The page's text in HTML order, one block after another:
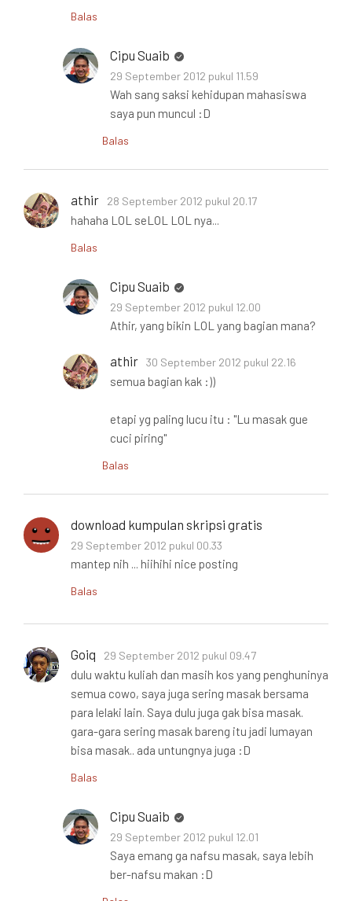
Balas
Cipu Suaib
29 September 2012 pukul 11.59
Wah sang saksi kehidupan mahasiswa
saya pun muncul :D
Balas
athir 28 September 2012 pukul 20.17
hahaha LOL seLOL LOL nya...
Balas
Cipu Suaib
29 September 2012 pukul 12.00
Athir, yang bikin LOL yang bagian mana?
athir 30 September 2012 pukul 22.16
semua bagian kak :))
etapi yg paling lucu itu : "Lu masak gue
cuci piring"
Balas
download kumpulan skripsi gratis
29 September 2012 pukul 00.33
mantep nih ... hiihihi nice posting
Balas
Goiq 29 September 2012 pukul 09.47
dulu waktu kuliah dan masih kos yang penghuninya
semua cowo, saya juga sering masak bersama
para lelaki lain. Saya dulu juga gak bisa masak.
gara-gara sering masak bareng itu jadi lumayan
bisa masak.. ada untungnya juga :D
Balas
Cipu Suaib
29 September 2012 pukul 12.01
Saya emang ga nafsu masak, saya lebih
ber-nafsu makan :D